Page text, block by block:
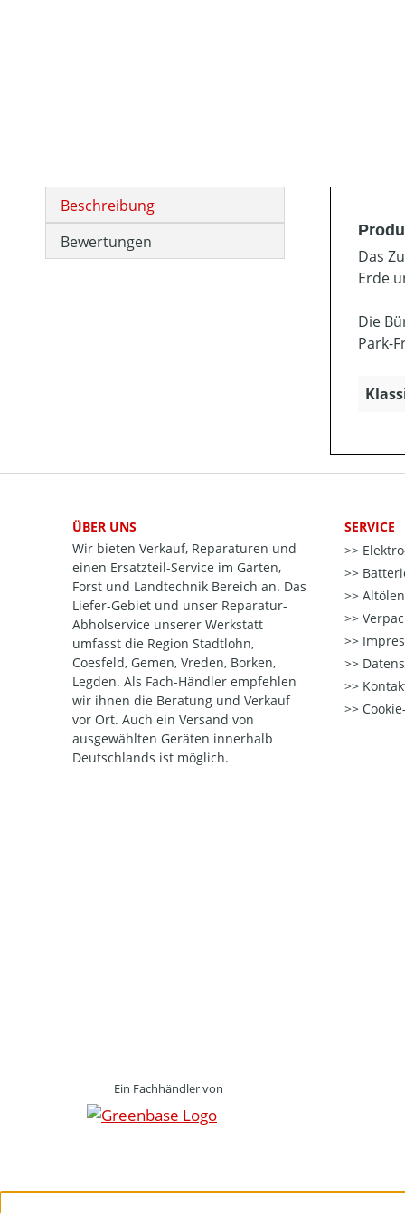
Beschreibung
Bewertungen
Das
Erde
Die
Park-
ÜBER UNS
Wir bieten Verkauf, Reparaturen und
einen Ersatzteil-Service im Garten,
Forst und Landtechnik Bereich an. Das
Liefer-Gebiet und unser Reparatur-
Abholservice unserer Werkstatt
umfasst die Region Stadtlohn,
Coesfeld, Gemen, Vreden, Borken,
Legden. Als Fach-Händler empfehlen
wir ihnen die Beratung und Verkauf
vor Ort. Auch ein Versand von
ausgewählten Geräten innerhalb
Deutschlands ist möglich.
SERVICE
Ein Fachhändler von